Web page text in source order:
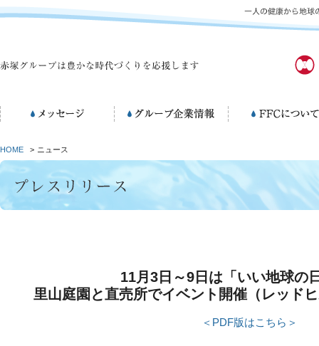
HOME > ニュース
11月3日～9日は「いい地球の
里山庭園と直売所でイベント開催（レッド
＜PDF版はこちら＞